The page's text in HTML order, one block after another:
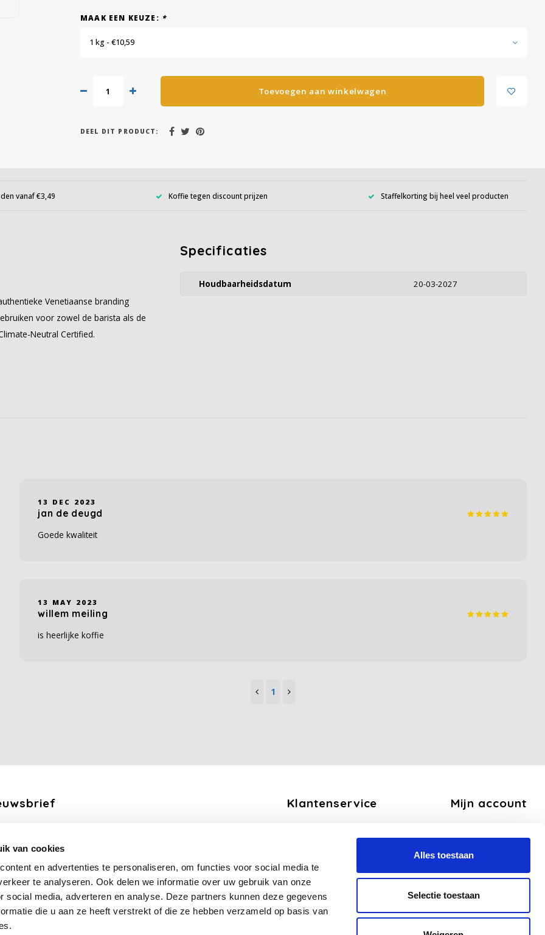
van cookies
en advertenties te personaliseren, om functies voor social media te
te analyseren. Ook delen we informatie over uw gebruik van onze
social media, adverteren en analyse. Deze partners kunnen deze gegevens
die u aan ze heeft verstrekt of die ze hebben verzameld op basis van
Alles toestaan
Selectie toestaan
MAAK EEN KEUZE: *
1 kg - €10,59
Toevoegen aan winkelwagen
DEEL DIT PRODUCT:
vanaf €3,49 Koffie tegen discount prijzen Staffelkorting bij heel veel producten
Venetiaanse branding
voor zowel de barista als de
Neutral Certified.
Specificaties
Houdbaarheidsdatum 20-03-2027
13 DEC 2023
jan de deugd
Goede kwaliteit
13 MAY 2023
willem meiling
is heerlijke koffie
1
ons
Klantenservice
Betaalmethoden
Verzend en Retourbeleid
Mijn account
Mijn tickets
Mijn verlanglijst